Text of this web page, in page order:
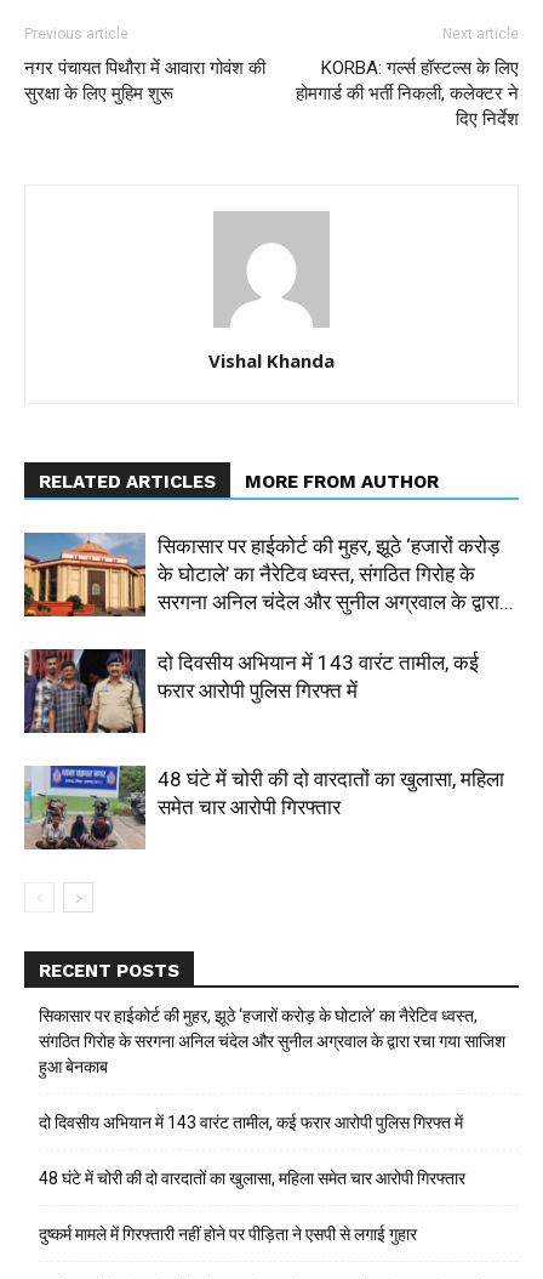
Previous article
नगर पंचायत पिथौरा में आवारा गोवंश की
सुरक्षा के लिए मुहिम शुरू
Next article
KORBA: गर्ल्स हॉस्टल्स के लिए
होमगार्ड की भर्ती निकली, कलेक्टर ने
दिए निर्देश
Vishal Khanda
RELATED ARTICLES MORE FROM AUTHOR
सिकासार पर हाईकोर्ट की मुहर, झूठे ‘हजारों करोड़
के घोटाले’ का नैरेटिव ध्वस्त, संगठित गिरोह के
सरगना अनिल चंदेल और सुनील अग्रवाल के द्वारा...
दो दिवसीय अभियान में 143 वारंट तामील, कई
फरार आरोपी पुलिस गिरफ्त में
48 घंटे में चोरी की दो वारदातों का खुलासा, महिला
समेत चार आरोपी गिरफ्तार
RECENT POSTS
सिकासार पर हाईकोर्ट की मुहर, झूठे ‘हजारों करोड़ के घोटाले’ का नैरेटिव ध्वस्त,
संगठित गिरोह के सरगना अनिल चंदेल और सुनील अग्रवाल के द्वारा रचा गया साजिश
हुआ बेनकाब
दो दिवसीय अभियान में 143 वारंट तामील, कई फरार आरोपी पुलिस गिरफ्त में
48 घंटे में चोरी की दो वारदातों का खुलासा, महिला समेत चार आरोपी गिरफ्तार
दुष्कर्म मामले में गिरफ्तारी नहीं होने पर पीड़िता ने एसपी से लगाई गुहार